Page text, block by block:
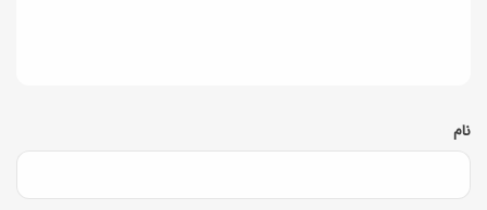
*
نام